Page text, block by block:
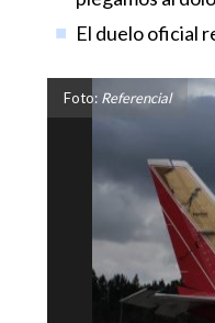
El duelo oficial
Foto: Referencial